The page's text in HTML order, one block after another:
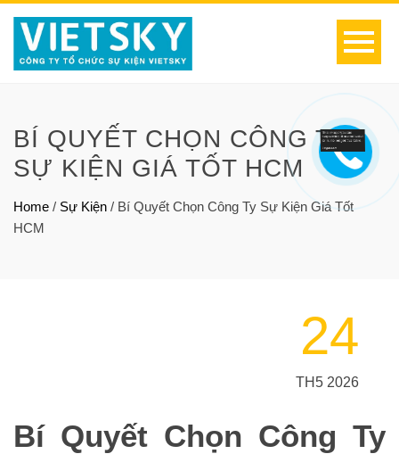
BÍ QUYẾT CHỌN CÔNG TY
SỰ KIỆN GIÁ TỐT HCM
Home / Sự Kiện / Bí Quyết Chọn Công Ty Sự Kiện Giá Tốt
HCM
24
TH5 2026
Bí Quyết Chọn Công Ty